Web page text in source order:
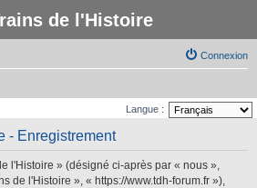
de l'Histoire
Connexion
Langue :
- Enregistrement
l'Histoire » (désigné ci-après par « nous »,
de l'Histoire », « https://www.tdh-forum.fr »),